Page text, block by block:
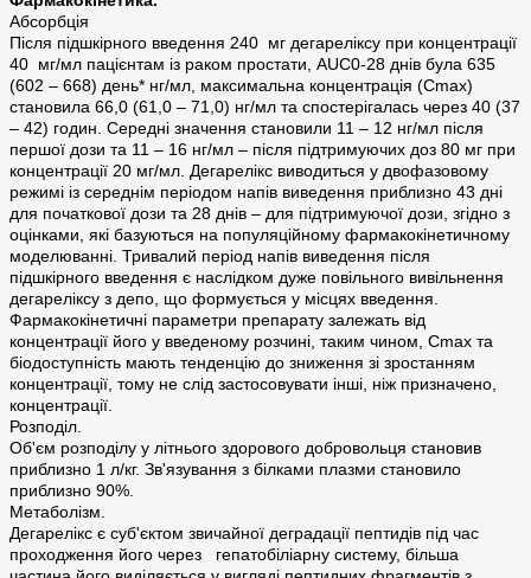
Абсорбція
Після підшкірного введення 240 мг дегареліксу при концентрації
40 мг/мл пацієнтам із раком простати, AUC0-28 днів була 635
(602 – 668) день* нг/мл, максимальна концентрація (Сmax)
становила 66,0 (61,0 – 71,0) нг/мл та спостерігалась через 40 (37
– 42) годин. Середні значення становили 11 – 12 нг/мл після
першої дози та 11 – 16 нг/мл – після підтримуючих доз 80 мг при
концентрації 20 мг/мл. Дегарелікс виводиться у двофазовому
режимі із середнім періодом напів виведення приблизно 43 дні
для початкової дози та 28 днів – для підтримуючої дози, згідно з
оцінками, які базуються на популяційному фармакокінетичному
моделюванні. Тривалий період напів виведення після
підшкірного введення є наслідком дуже повільного вивільнення
дегареліксу з депо, що формується у місцях введення.
Фармакокінетичні параметри препарату залежать від
концентрації його у введеному розчині, таким чином, Сmax та
біодоступність мають тенденцію до зниження зі зростанням
концентрації, тому не слід застосовувати інші, ніж призначено,
концентрації.
Розподіл.
Об'єм розподілу у літнього здорового добровольця становив
приблизно 1 л/кг. Зв'язування з білками плазми становило
приблизно 90%.
Mетаболізм.
Дегарелікс є суб'єктом звичайної деградації пептидів під час
проходження його через гепатобіліарну систему, більша